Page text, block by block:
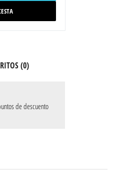
(0)
de descuento